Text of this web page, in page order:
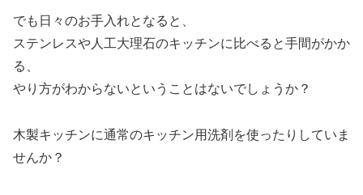
でも日々のお手入れとなると、
ステンレスや人工大理石のキッチンに比べると手間がかか
る、
やり方がわからないということはないでしょうか？
木製キッチンに通常のキッチン用洗剤を使ったりしていま
せんか？